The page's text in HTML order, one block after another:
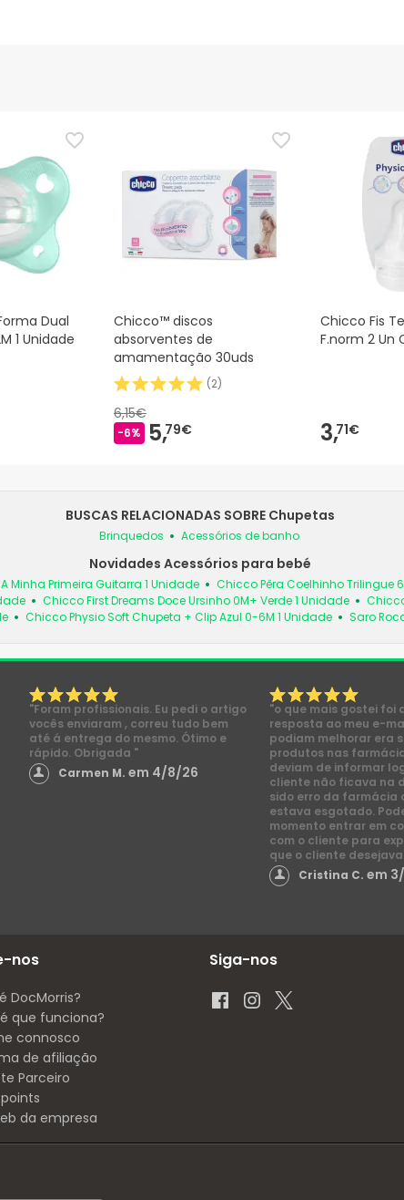
Dual
1 Unidade
Chicco™ discos
absorventes de
amamentação 30uds
(2)
6,15€
-6% 5,79€
Chicco Fis
F.norm 2 Un
3,71€
BUSCAS RELACIONADAS SOBRE Chupetas
Brinquedos Acessórios de banho
Novidades Acessórios para bebé
Minha Primeira Guitarra 1 Unidade Chicco Pêra Coelhinho Trilingue
Chicco First Dreams Doce Ursinho 0M+ Verde 1 Unidade
Chicco Physio Soft Chupeta + Clip Azul 0-6M 1 Unidade Saro
"Foram profissionais. Eu pedi o artigo
vocês enviaram , correu tudo bem
até á entrega do mesmo. Ótimo e
rápido. Obrigada "
Carmen M. em 4/8/26
"o que mais gostei foi
resposta ao meu e-
podiam melhorar era
produtos nas
deviam de informar
cliente não ficava na
sido erro da farmácia
estava esgotado.
momento entrar em
com o cliente para
que o cliente
Cristina C.em
nos
DocMorris?
que funciona?
connosco
de afiliação
Parceiro
da empresa
Siga-nos